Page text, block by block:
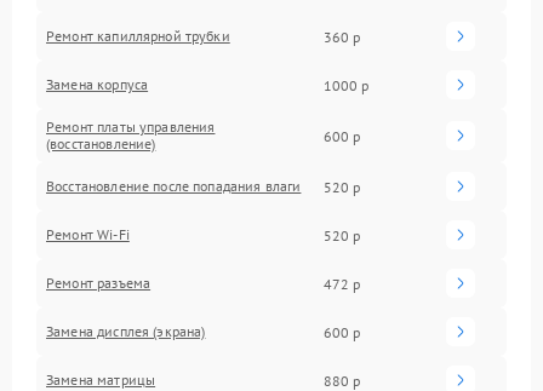
Ремонт капиллярной трубки 360 р
Замена корпуса 1000 р
Ремонт платы управления
(восстановление)
600 р
Восстановление после попадания влаги 520 р
Ремонт Wi-Fi 520 р
Ремонт разъема 472 р
Замена дисплея (экрана) 600 р
Замена матрицы 880 р